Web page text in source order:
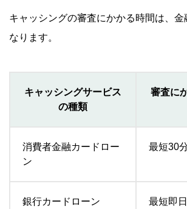
キャッシングの審査にかかる時間は、
なります。
キャッシングサービス
の種類
審査に
消費者金融カードロー
ン
最短30
銀行カードローン 最短即